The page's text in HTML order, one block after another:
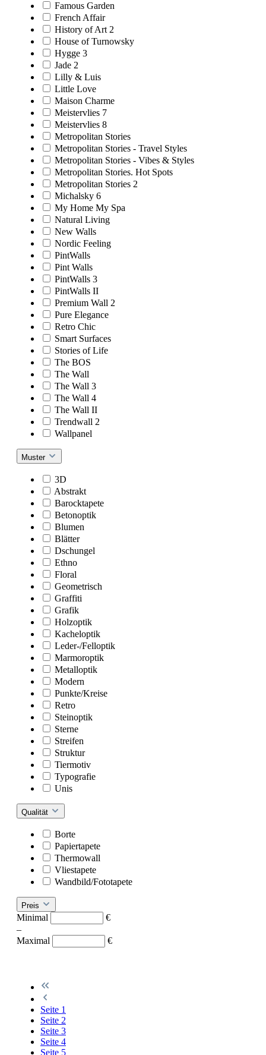
Famous Garden
French Affair
History of Art 2
House of Turnowsky
Hygge 3
Jade 2
Lilly & Luis
Little Love
Maison Charme
Meistervlies 7
Meistervlies 8
Metropolitan Stories
Metropolitan Stories - Travel Styles
Metropolitan Stories - Vibes & Styles
Metropolitan Stories. Hot Spots
Metropolitan Stories 2
Michalsky 6
My Home My Spa
Natural Living
New Walls
Nordic Feeling
PintWalls
Pint Walls
PintWalls 3
PintWalls II
Premium Wall 2
Pure Elegance
Retro Chic
Smart Surfaces
Stories of Life
The BOS
The Wall
The Wall 3
The Wall 4
The Wall II
Trendwall 2
Wallpanel
Muster
3D
Abstrakt
Barocktapete
Betonoptik
Blumen
Blätter
Dschungel
Ethno
Floral
Geometrisch
Graffiti
Grafik
Holzoptik
Kacheloptik
Leder-/Felloptik
Marmoroptik
Metalloptik
Modern
Punkte/Kreise
Retro
Steinoptik
Sterne
Streifen
Struktur
Tiermotiv
Typografie
Unis
Qualität
Borte
Papiertapete
Thermowall
Vliestapete
Wandbild/Fototapete
Preis
Minimal
€
–
Maximal
€
Seite 1
Seite 2
Seite 3
Seite 4
Seite 5